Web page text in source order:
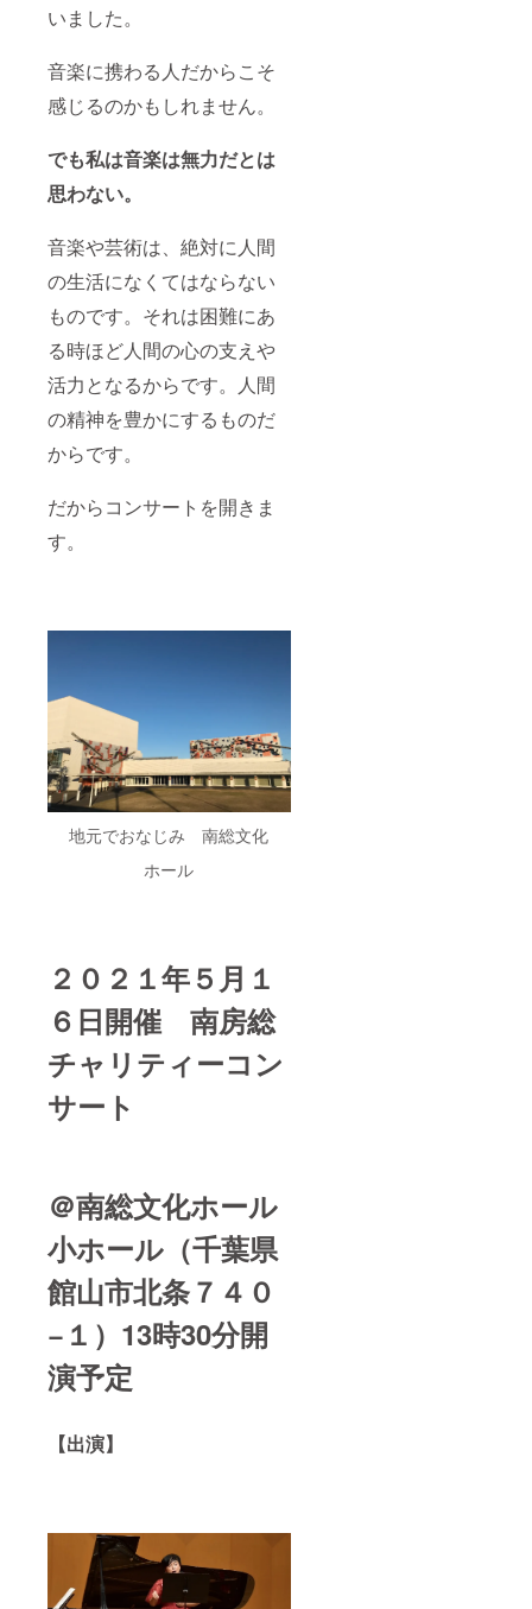
いました。
音楽に携わる人だからこそ
感じるのかもしれません。
でも私は音楽は無力だとは
思わない。
音楽や芸術は、絶対に人間
の生活になくてはならない
ものです。それは困難にあ
る時ほど人間の心の支えや
活力となるからです。人間
の精神を豊かにするものだ
からです。
だからコンサートを開きま
す。
地元でおなじみ 南総文化
ホール
２０２１年５月１
６日開催 南房総
チャリティーコン
サート
＠南総文化ホール
小ホール（千葉県
館山市北条７４０
−１）13時30分開
演予定
【出演】